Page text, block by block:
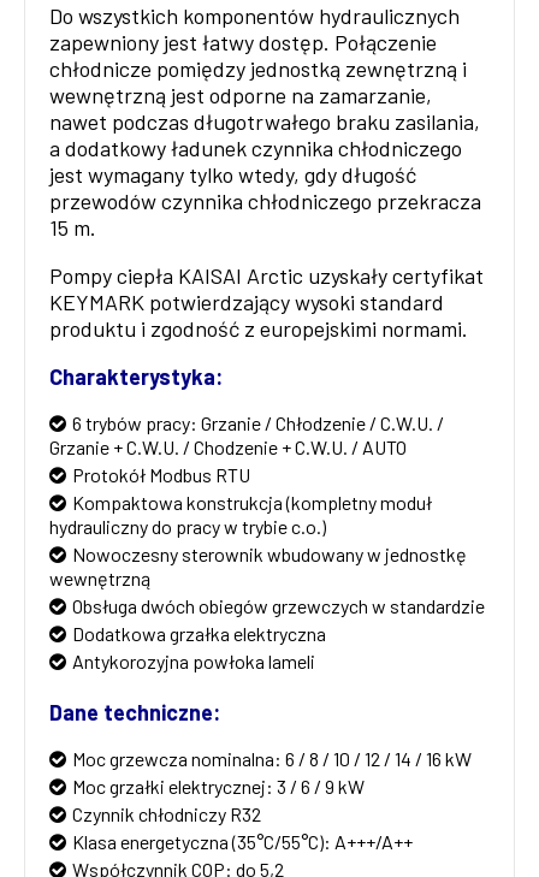
Do wszystkich komponentów hydraulicznych
zapewniony jest łatwy dostęp. Połączenie
chłodnicze pomiędzy jednostką zewnętrzną i
wewnętrzną jest odporne na zamarzanie,
nawet podczas długotrwałego braku zasilania,
a dodatkowy ładunek czynnika chłodniczego
jest wymagany tylko wtedy, gdy długość
przewodów czynnika chłodniczego przekracza
15 m.
Pompy ciepła KAISAI Arctic uzyskały certyfikat
KEYMARK potwierdzający wysoki standard
produktu i zgodność z europejskimi normami.
Charakterystyka:
6 trybów pracy: Grzanie / Chłodzenie / C.W.U. /
Grzanie + C.W.U. / Chodzenie + C.W.U. / AUTO
Protokół Modbus RTU
Kompaktowa konstrukcja (kompletny moduł
hydrauliczny do pracy w trybie c.o.)
Nowoczesny sterownik wbudowany w jednostkę
wewnętrzną
Obsługa dwóch obiegów grzewczych w standardzie
Dodatkowa grzałka elektryczna
Antykorozyjna powłoka lameli
Dane techniczne:
Moc grzewcza nominalna: 6 / 8 / 10 / 12 / 14 / 16 kW
Moc grzałki elektrycznej: 3 / 6 / 9 kW
Czynnik chłodniczy R32
Klasa energetyczna (35°C/55°C): A+++/A++
Współczynnik COP: do 5,2